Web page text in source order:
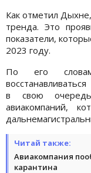
Как отметил
тренда. Это
показатели,
2023 году.
По его
в свою
авиакомпаний,
Читай также:
Авиакомпания
карантина